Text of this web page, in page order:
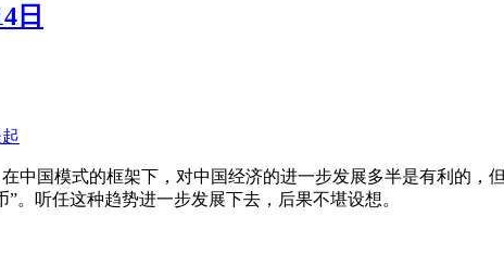
日
中国模式的框架下，对中国经济的进一步发展多半是有利的
。听任这种趋势进一步发展下去，后果不堪设想。